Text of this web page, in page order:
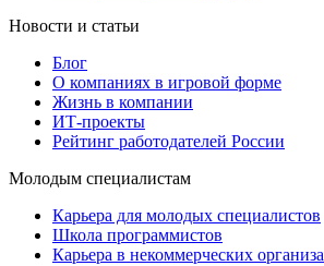
Новости и статьи
Блог
О компаниях в игровой форме
Жизнь в компании
ИТ-проекты
Рейтинг работодателей России
Молодым специалистам
Карьера для молодых специалистов
Школа программистов
Карьера в некоммерческих